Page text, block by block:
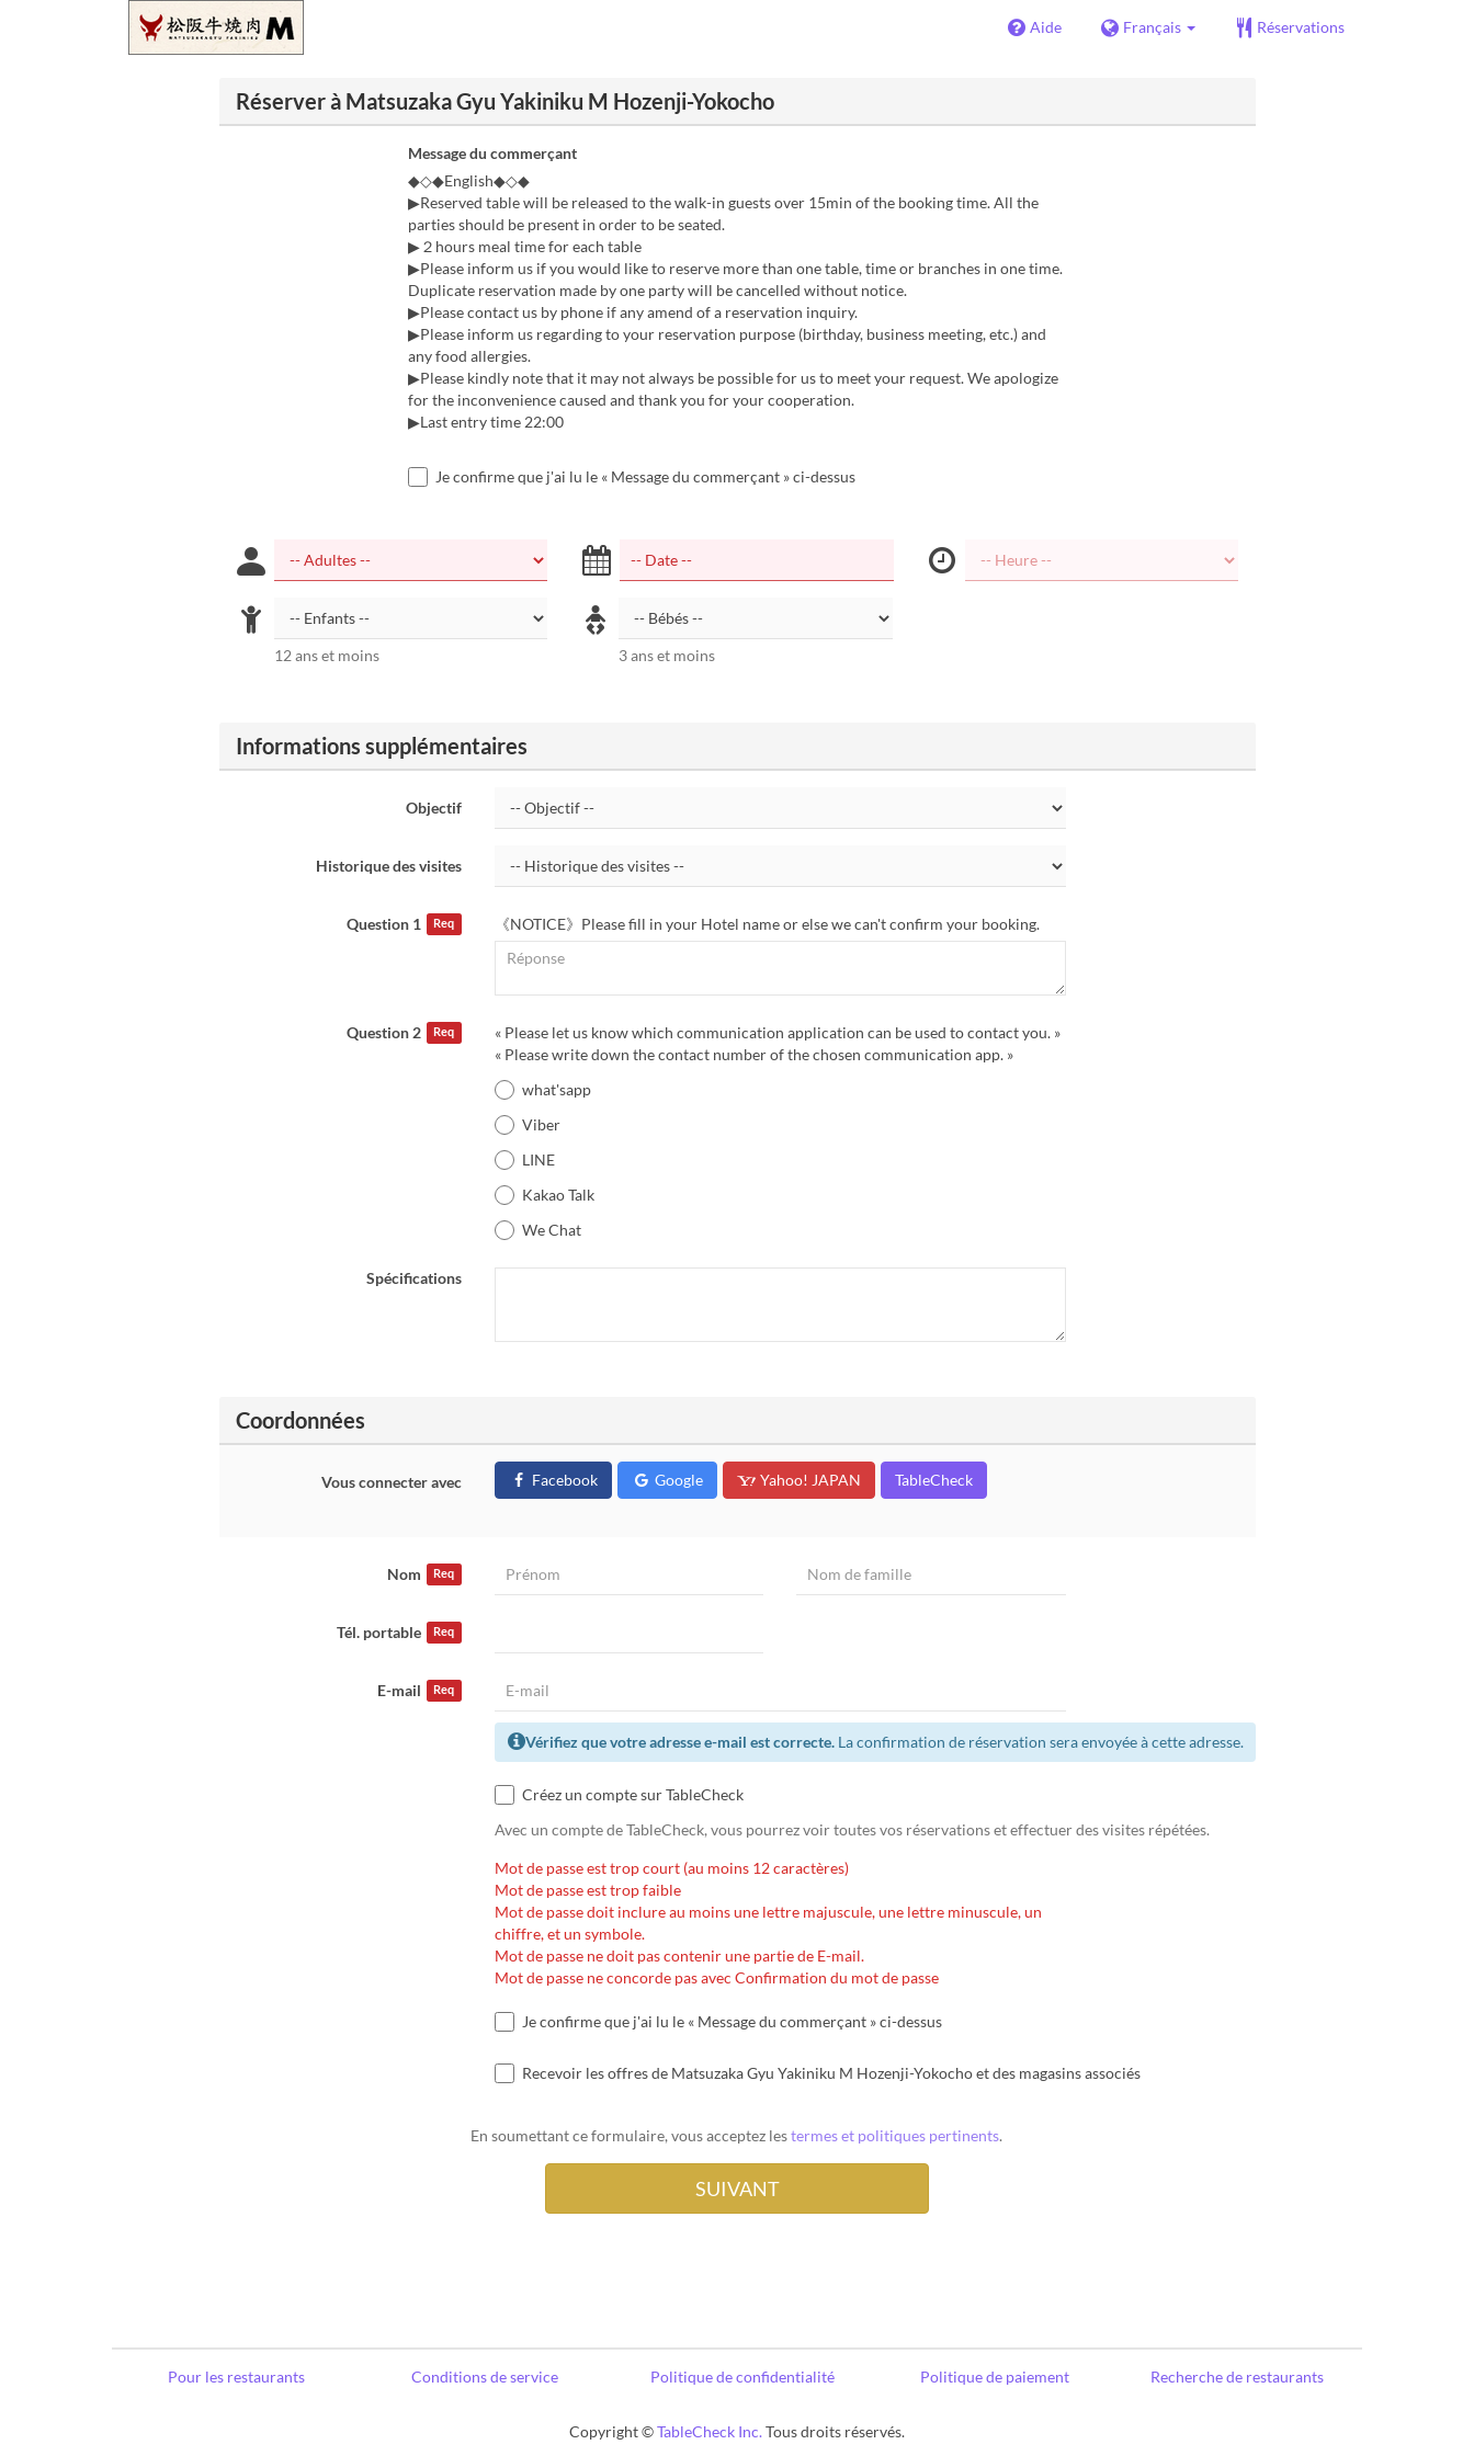
Aide Français Réservations
Réserver à Matsuzaka Gyu Yakiniku M Hozenji-Yokocho
Message du commerçant
◆◇◆English◆◇◆
▶Reserved table will be released to the walk-in guests over 15min of the booking time. All the
parties should be present in order to be seated.
▶２hours meal time for each table
▶Please inform us if you would like to reserve more than one table, time or branches in one time.
Duplicate reservation made by one party will be cancelled without notice.
▶Please contact us by phone if any amend of a reservation inquiry.
▶Please inform us regarding to your reservation purpose (birthday, business meeting, etc.) and
any food allergies.
▶Please kindly note that it may not always be possible for us to meet your request. We apologize
for the inconvenience caused and thank you for your cooperation.
▶Last entry time 22:00
Je confirme que j'ai lu le « Message du commerçant » ci-dessus
12 ans et moins 3 ans et moins
Informations supplémentaires
Objectif
Historique des visites
Question 1 Req 《NOTICE》Please fill in your Hotel name or else we can't confirm your booking.
Question 2 Req
« Please let us know which communication application can be used to contact you. »
« Please write down the contact number of the chosen communication app. »
what'sapp
Viber
LINE
Kakao Talk
We Chat
Spécifications
Coordonnées
Vous connecter avec Facebook Google Yahoo! JAPAN TableCheck
Nom Req
Tél. portable Req
E-mail Req
Vérifiez que votre adresse e-mail est correcte.La confirmation de réservation sera envoyée à cette adresse.
Créez un compte sur TableCheck
Avec un compte de TableCheck, vous pourrez voir toutes vos réservations et effectuer des visites répétées.
Mot de passe est trop court (au moins 12 caractères)
Mot de passe est trop faible
Mot de passe doit inclure au moins une lettre majuscule, une lettre minuscule, un
chiffre, et un symbole.
Mot de passe ne doit pas contenir une partie de E-mail.
Mot de passe ne concorde pas avec Confirmation du mot de passe
Je confirme que j'ai lu le « Message du commerçant » ci-dessus
Recevoir les offres de Matsuzaka Gyu Yakiniku M Hozenji-Yokocho et des magasins associés
En soumettant ce formulaire, vous acceptez lestermes et politiques pertinents.
Pour les restaurants Conditions de service Politique de confidentialité Politique de paiement Recherche de restaurants
Copyright ©TableCheck Inc.Tous droits réservés.